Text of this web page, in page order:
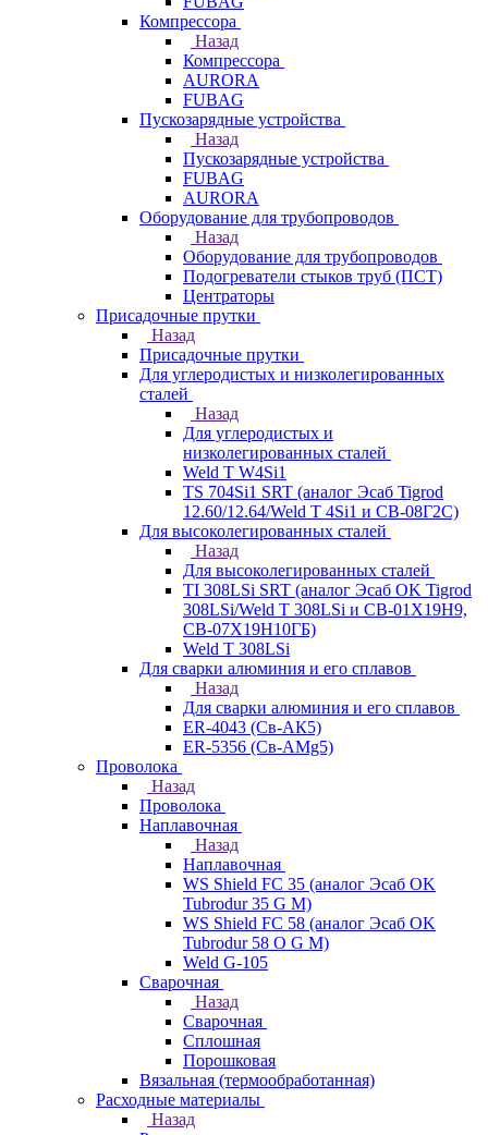
Компрессора
Назад
Компрессора
AURORA
FUBAG
Пускозарядные устройства
Назад
Пускозарядные устройства
FUBAG
AURORA
Оборудование для трубопроводов
Назад
Оборудование для трубопроводов
Подогреватели стыков труб (ПСТ)
Центраторы
Присадочные прутки
Назад
Присадочные прутки
Для углеродистых и низколегированных
сталей
Назад
Для углеродистых и
низколегированных сталей
Weld T W4Si1
TS 704Si1 SRT (аналог Эсаб Tigrod
12.60/12.64/Weld T 4Si1 и СВ-08Г2С)
Для высоколегированных сталей
Назад
Для высоколегированных сталей
TI 308LSi SRT (аналог Эсаб OK Tigrod
308LSi/Weld T 308LSi и СВ-01Х19Н9,
СВ-07Х19Н10ГБ)
Weld T 308LSi
Для сварки алюминия и его сплавов
Назад
Для сварки алюминия и его сплавов
ER-4043 (Св-АК5)
ER-5356 (Св-АМg5)
Проволока
Назад
Проволока
Наплавочная
Назад
Наплавочная
WS Shield FC 35 (аналог Эсаб OK
Tubrodur 35 G M)
WS Shield FC 58 (аналог Эсаб OK
Tubrodur 58 O G M)
Weld G-105
Сварочная
Назад
Сварочная
Сплошная
Порошковая
Вязальная (термообработанная)
Расходные материалы
Назад